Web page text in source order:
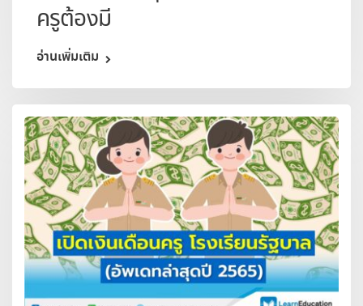
ครูต้องมี
อ่านเพิ่มเติม